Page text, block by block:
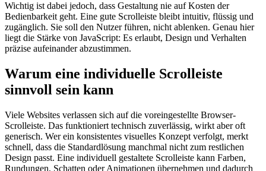
Wichtig ist dabei jedoch, dass Gestaltung nie auf Kosten der
Bedienbarkeit geht. Eine gute Scrolleiste bleibt intuitiv, flüssig und
zugänglich. Sie soll den Nutzer führen, nicht ablenken. Genau hier
liegt die Stärke von JavaScript: Es erlaubt, Design und Verhalten
präzise aufeinander abzustimmen.
Warum eine individuelle Scrolleiste
sinnvoll sein kann
Viele Websites verlassen sich auf die voreingestellte Browser-
Scrolleiste. Das funktioniert technisch zuverlässig, wirkt aber oft
generisch. Wer ein konsistentes visuelles Konzept verfolgt, merkt
schnell, dass die Standardlösung manchmal nicht zum restlichen
Design passt. Eine individuell gestaltete Scrolleiste kann Farben,
Rundungen, Schatten oder Animationen übernehmen und dadurch